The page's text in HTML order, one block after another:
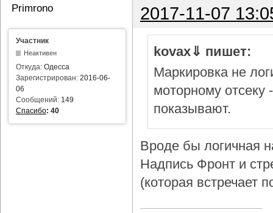
Primrono 2017-11-07
Участник
Неактивен
Откуда: Одесса
Зарегистрирован: 2016-06-
06
Сообщений: 149
Спасибо: 40
kovax⇓ пишет:
Маркировка не
моторному отсеку
показывают.
Вроде бы логичная
Надпись Фронт и
(которая встречает